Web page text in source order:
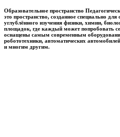
Образовательное пространство
это пространство, созданное специально
углублённого изучения физики, химии,
площадок, где каждый может попробовать
оснащены самым современным
робототехники, автоматических
и многим другим.